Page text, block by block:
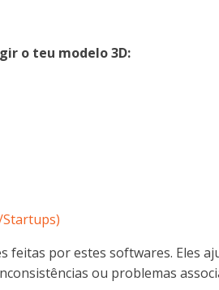
o teu modelo 3D:
por estes softwares. Eles
ou problemas